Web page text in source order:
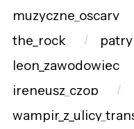
muzyczne_oscary
the_rock
leon_zawodowiec
ireneusz_czop